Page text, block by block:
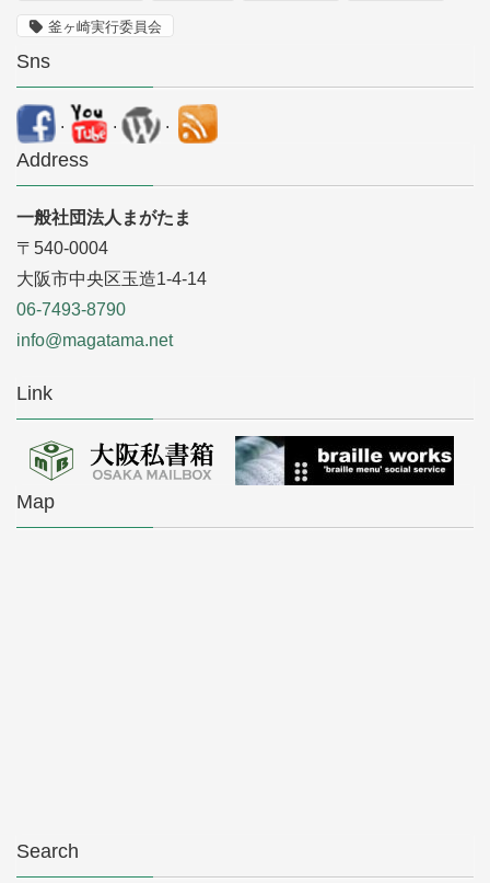
釜ヶ崎実行委員会
Sns
. . .
Address
一般社団法人まがたま
〒540-0004
大阪市中央区玉造1-4-14
06-7493-8790
info@magatama.net
Link
Map
Search